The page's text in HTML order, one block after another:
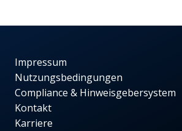
Impressum
Nutzungsbedingungen
Compliance & Hinweisgebersystem
Kontakt
Karriere